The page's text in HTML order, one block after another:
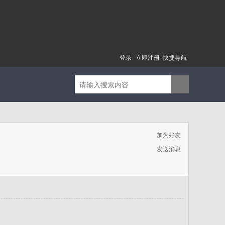
快捷导航
登录 立即注册
加为好友
发送消息